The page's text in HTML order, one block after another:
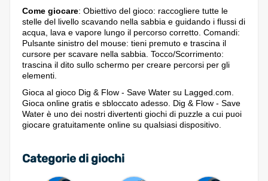
Come giocare: Obiettivo del gioco: raccogliere tutte le
stelle del livello scavando nella sabbia e guidando i flussi di
acqua, lava e vapore lungo il percorso corretto. Comandi:
Pulsante sinistro del mouse: tieni premuto e trascina il
cursore per scavare nella sabbia. Tocco/Scorrimento:
trascina il dito sullo schermo per creare percorsi per gli
elementi.
Gioca al gioco Dig & Flow - Save Water su Lagged.com.
Gioca online gratis e sbloccato adesso. Dig & Flow - Save
Water è uno dei nostri divertenti giochi di puzzle a cui puoi
giocare gratuitamente online su qualsiasi dispositivo.
Categorie di giochi